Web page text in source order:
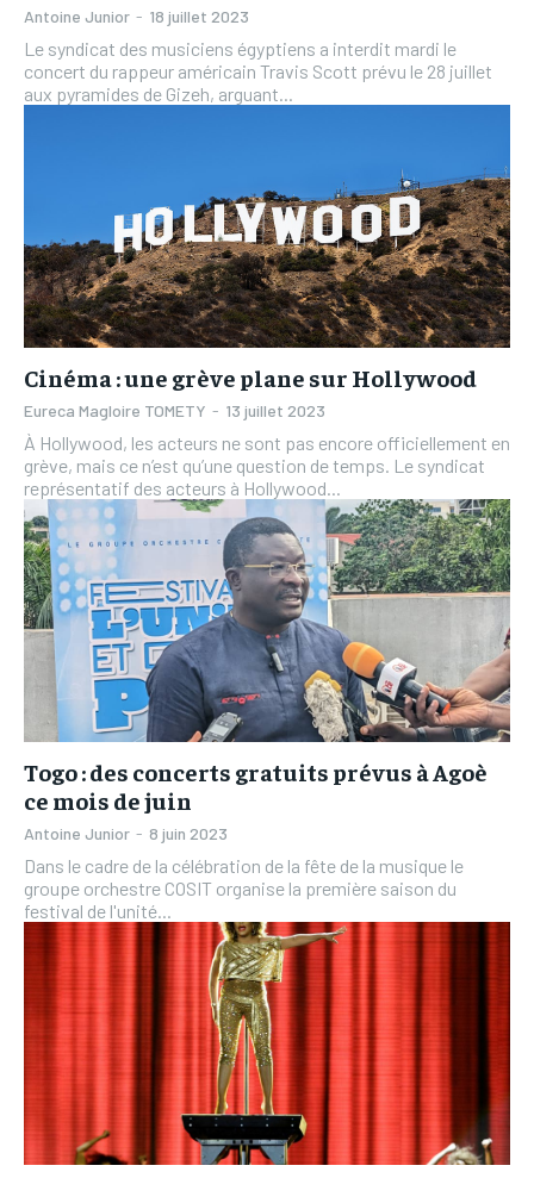
Antoine Junior - 18 juillet 2023
Le syndicat des musiciens égyptiens a interdit mardi le
concert du rappeur américain Travis Scott prévu le 28 juillet
aux pyramides de Gizeh, arguant...
Cinéma : une grève plane sur Hollywood
Eureca Magloire TOMETY - 13 juillet 2023
À Hollywood, les acteurs ne sont pas encore officiellement en
grève, mais ce n’est qu’une question de temps. Le syndicat
représentatif des acteurs à Hollywood...
Togo : des concerts gratuits prévus à Agoè
ce mois de juin
Antoine Junior - 8 juin 2023
Dans le cadre de la célébration de la fête de la musique le
groupe orchestre COSIT organise la première saison du
festival de l'unité...